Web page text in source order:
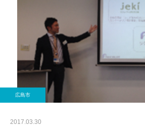
広島市
2017.03.30